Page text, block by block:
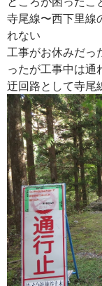
寺尾線〜西下里線
れない
工事がお休みだっ
ったが工事中は通
迂回路として寺尾